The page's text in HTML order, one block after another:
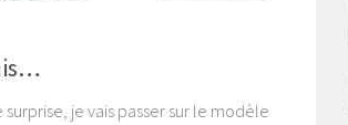
surprise, je vais passer sur le modèle